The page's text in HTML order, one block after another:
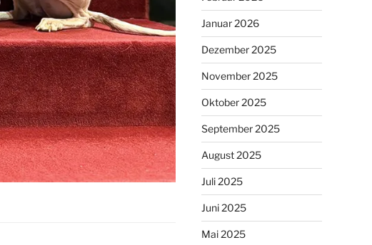
Januar 2026
Dezember 2025
November 2025
Oktober 2025
September 2025
August 2025
Juli 2025
Juni 2025
Mai 2025